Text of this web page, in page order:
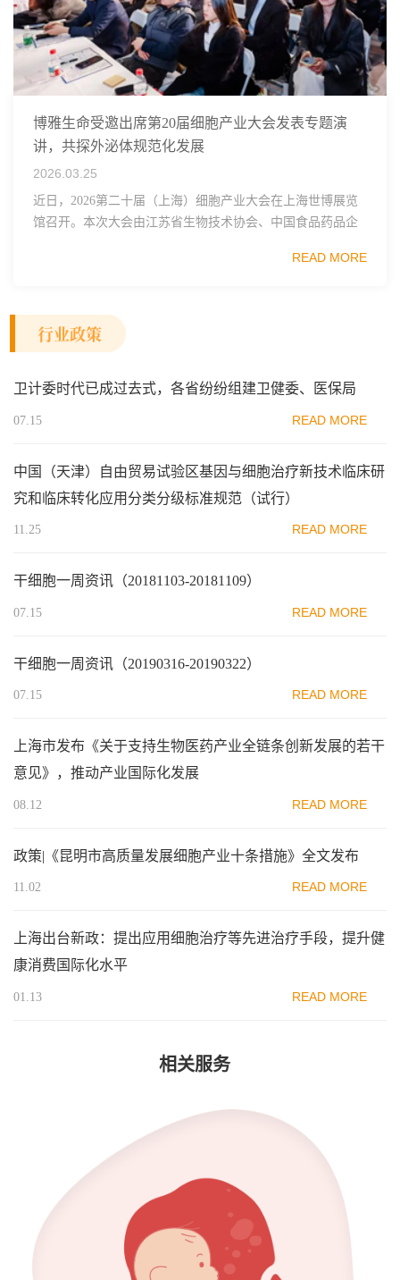
博雅生命受邀出席第20届细胞产业大会发表专题演
讲，共探外泌体规范化发展
2026.03.25
近日，2026第二十届（上海）细胞产业大会在上海世博展览
馆召开。本次大会由江苏省生物技术协会、中国食品药品企
范区生物医药行业协会、瑞士日内瓦长寿科学...
READ MORE
行业政策
卫计委时代已成过去式，各省纷纷组建卫健委、医保局
07.15 READ MORE
中国（天津）自由贸易试验区基因与细胞治疗新技术临床研
究和临床转化应用分类分级标准规范（试行）
11.25 READ MORE
干细胞一周资讯（20181103-20181109）
07.15 READ MORE
干细胞一周资讯（20190316-20190322）
07.15 READ MORE
上海市发布《关于支持生物医药产业全链条创新发展的若干
意见》，推动产业国际化发展
08.12 READ MORE
政策|《昆明市高质量发展细胞产业十条措施》全文发布
11.02 READ MORE
上海出台新政：提出应用细胞治疗等先进治疗手段，提升健
康消费国际化水平
01.13 READ MORE
相关服务